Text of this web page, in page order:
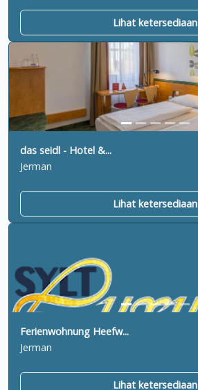
Lihat ketersediaan
das seidl - Hotel &...
Jerman
Lihat ketersediaan
Ferienwohnung Heefw...
Jerman
Lihat ketersediaan